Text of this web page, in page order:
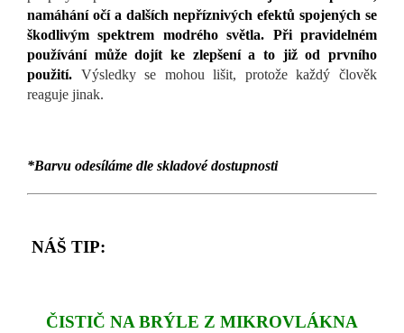
namáhání očí a dalších nepříznivých efektů spojených se
škodlivým spektrem modrého světla. Při pravidelném
používání může dojít ke zlepšení a to již od prvního
použití. Výsledky se mohou lišit, protože každý člověk
reaguje jinak.
*Barvu odesíláme dle skladové dostupnosti
NÁŠ TIP:
ČISTIČ NA BRÝLE Z MIKROVLÁKNA